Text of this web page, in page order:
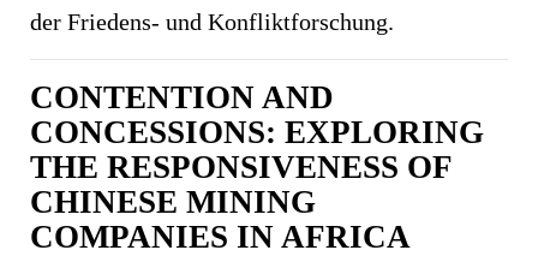
der Friedens- und Konfliktforschung.
CONTENTION AND
CONCESSIONS: EXPLORING
THE RESPONSIVENESS OF
CHINESE MINING
COMPANIES IN AFRICA